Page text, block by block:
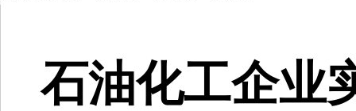
石油化工企业